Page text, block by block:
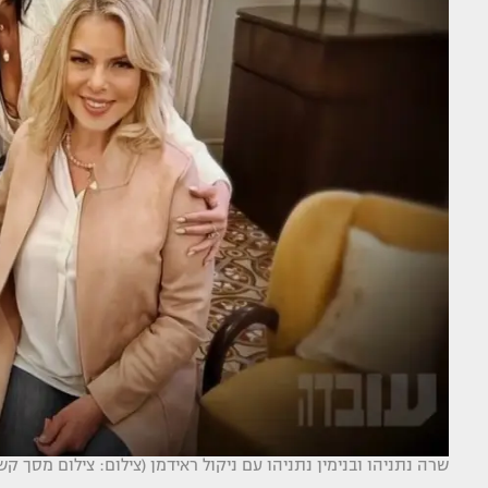
שרה נתניהו ובנימין נתניהו עם ניקול ראידמן (צילום: צילום מסך